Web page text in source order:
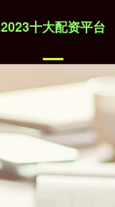
2023十大配资平台